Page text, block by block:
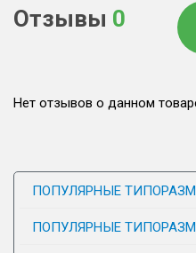
Отзывы 0
Нет отзывов о данном
ПОПУЛЯРНЫЕ
ПОПУЛЯРНЫЕ